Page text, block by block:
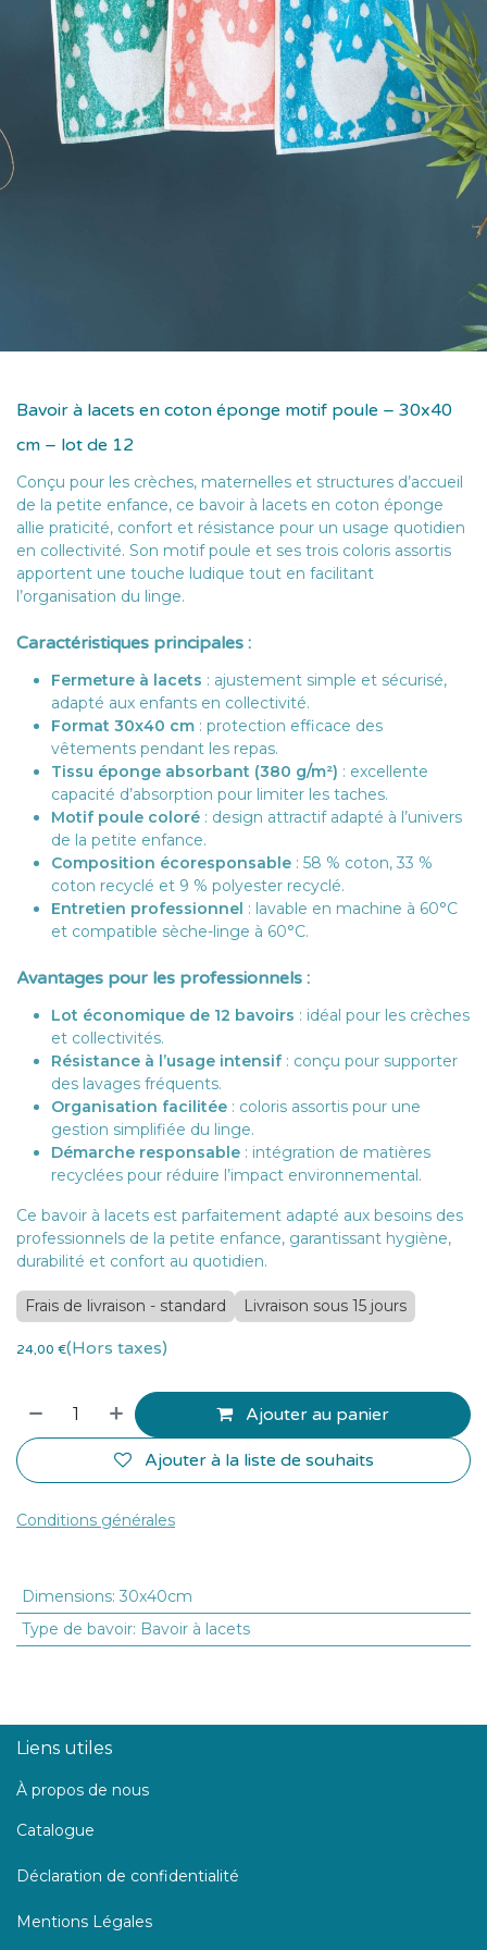
Bavoir à lacets en coton éponge motif poule – 30x40
cm – lot de 12
Conçu pour les crèches, maternelles et structures d’accueil
de la petite enfance, ce bavoir à lacets en coton éponge
allie praticité, confort et résistance pour un usage quotidien
en collectivité. Son motif poule et ses trois coloris assortis
apportent une touche ludique tout en facilitant
l’organisation du linge.
Caractéristiques principales :
Fermeture à lacets : ajustement simple et sécurisé,
adapté aux enfants en collectivité.
Format 30x40 cm : protection efficace des
vêtements pendant les repas.
Tissu éponge absorbant (380 g/m²) : excellente
capacité d’absorption pour limiter les taches.
Motif poule coloré : design attractif adapté à l’univers
de la petite enfance.
Composition écoresponsable : 58 % coton, 33 %
coton recyclé et 9 % polyester recyclé.
Entretien professionnel : lavable en machine à 60°C
et compatible sèche-linge à 60°C.
Avantages pour les professionnels :
Lot économique de 12 bavoirs : idéal pour les crèches
et collectivités.
Résistance à l’usage intensif: conçu pour supporter
des lavages fréquents.
Organisation facilitée : coloris assortis pour une
gestion simplifiée du linge.
Démarche responsable : intégration de matières
recyclées pour réduire l’impact environnemental.
Ce bavoir à lacets est parfaitement adapté aux besoins des
professionnels de la petite enfance, garantissant hygiène,
durabilité et confort au quotidien.
Frais de livraison - standard Livraison sous 15 jours
24,00 €(Hors taxes)
Ajouter au panier
Ajouter à la liste de souhaits
Conditions générales
Dimensions: 30x40cm
Type de bavoir: Bavoir à lacets
Liens utiles
À propos de nous
Catalogue
Déclaration de confidentialité
Mentions Légales